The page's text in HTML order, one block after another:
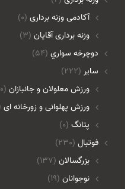
آکادمی وزنه برداری (0)
وزنه برداری آقایان (3)
(54) دوچرخه سواري
(222) ساير
ورزش معلولان و جانبازان (10)
ورزش پهلوانی و زورخانه ای
پتانگ (0)
(230) فوتبال
بزرگسالان (137)
نوجوانان (19)